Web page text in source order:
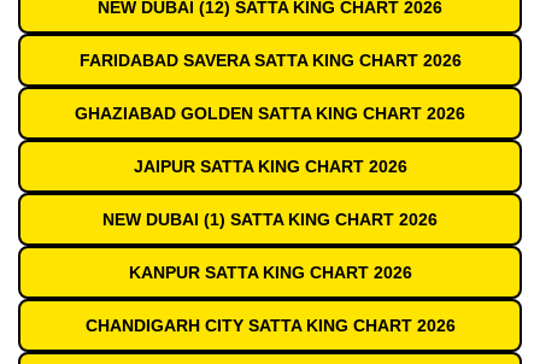
NEW DUBAI (12) SATTA KING CHART 2026
FARIDABAD SAVERA SATTA KING CHART 2026
GHAZIABAD GOLDEN SATTA KING CHART 2026
JAIPUR SATTA KING CHART 2026
NEW DUBAI (1) SATTA KING CHART 2026
KANPUR SATTA KING CHART 2026
CHANDIGARH CITY SATTA KING CHART 2026